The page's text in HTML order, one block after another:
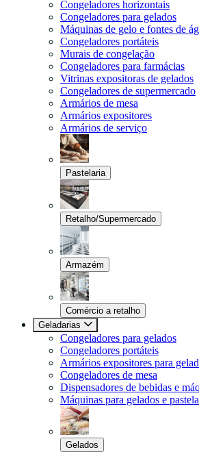
Congeladores horizontais
Congeladores para gelados
Máquinas de gelo e fontes de
Congeladores portáteis
Murais de congelação
Congeladores para farmácias
Vitrinas expositoras de gelados
Congeladores de supermercado
Armários de mesa
Armários expositores
Armários de serviço
Pastelaria
Retalho/Supermercado
Armazém
Comércio a retalho
Geladarias
Congeladores para gelados
Congeladores portáteis
Armários expositores para
Congeladores de mesa
Dispensadores de bebidas e
Máquinas para gelados e
Gelados